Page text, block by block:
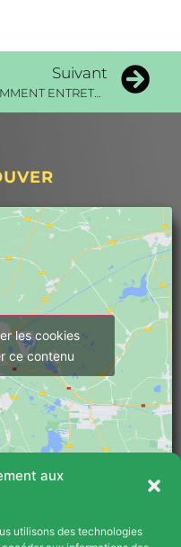
aux
utilisons des technologies
Suivant
COMMENT ENTRETENIR SON CHAUFFE EAU THERMODYNAMIQUE ?
les cookies
ce contenu